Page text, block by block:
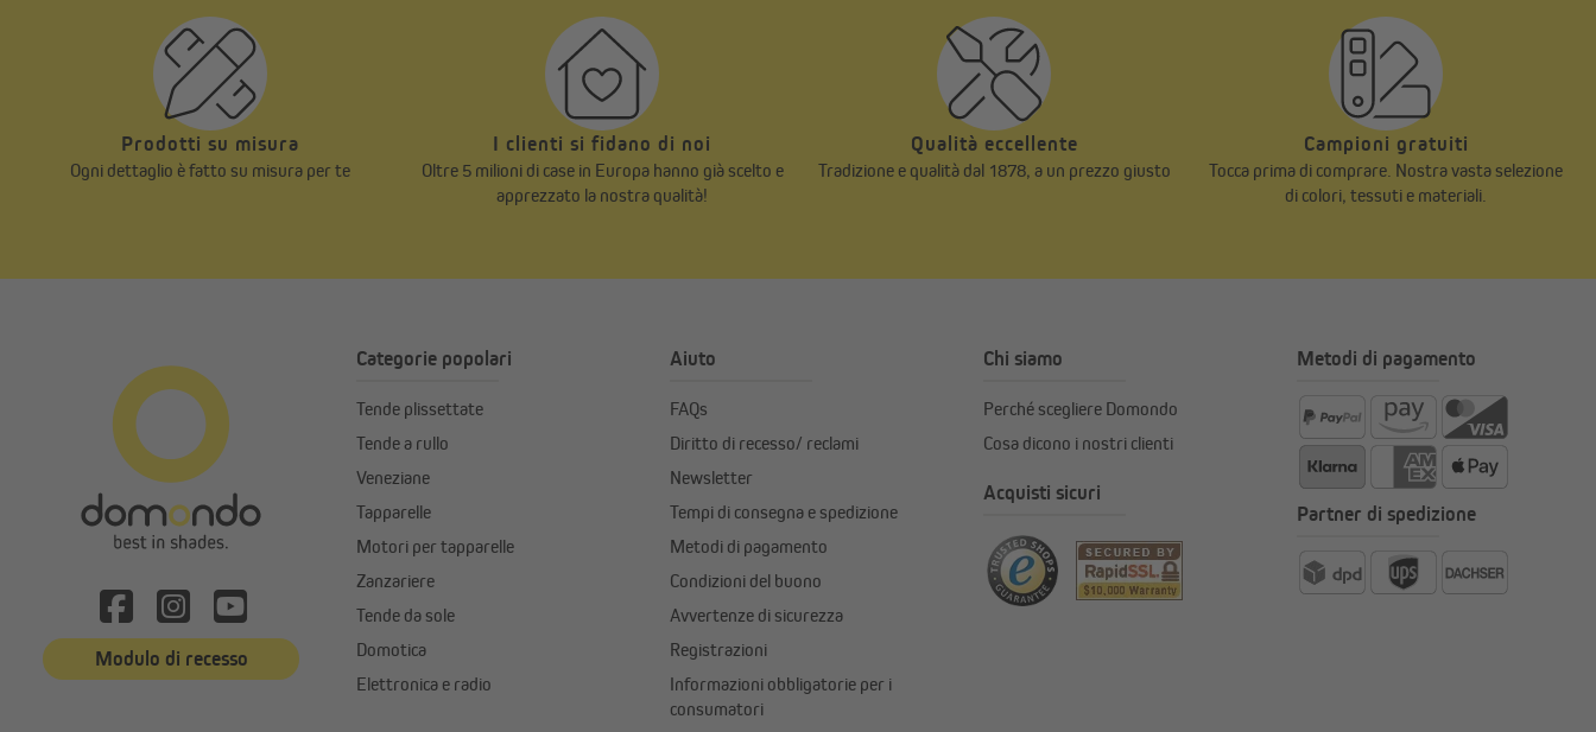
Prodotti su misura
Ogni dettaglio è fatto su misura per te
I clienti si fidano di noi
Oltre 5 milioni di case in Europa hanno già scelto e
apprezzato la nostra qualità!
Qualità eccellente
Tradizione e qualità dal 1878, a un prezzo giusto
Campioni gratuiti
Tocca prima di comprare. Nostra vasta selezione
di colori, tessuti e materiali.
Modulo di recesso
Categorie popolari
Tende plissettate
Tende a rullo
Veneziane
Tapparelle
Motori per tapparelle
Zanzariere
Tende da sole
Domotica
Elettronica e radio
Aiuto
FAQs
Diritto di recesso/ reclami
Newsletter
Tempi di consegna e spedizione
Metodi di pagamento
Condizioni del buono
Avvertenze di sicurezza
Registrazioni
Informazioni obbligatorie per i
consumatori
Chi siamo
Perché scegliere Domondo
Cosa dicono i nostri clienti
Acquisti sicuri
Metodi di pagamento
Partner di spedizione